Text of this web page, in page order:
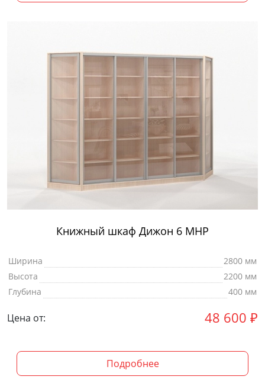
Книжный шкаф Дижон 6 МНР
Ширина
2800 мм
Высота
2200 мм
Глубина
400 мм
Цена от: 48 600 ₽
Подробнее